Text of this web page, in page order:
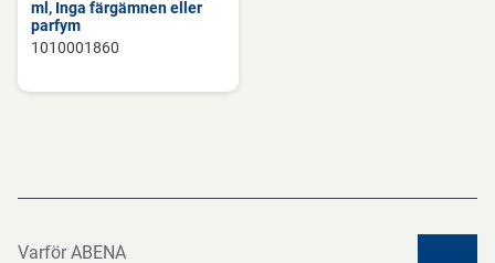
ml, Inga färgämnen eller
parfym
1010001860
Varför ABENA